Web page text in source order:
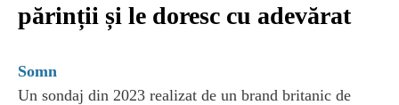
părinții și le doresc cu adevărat
Somn
Un sondaj din 2023 realizat de un brand britanic de